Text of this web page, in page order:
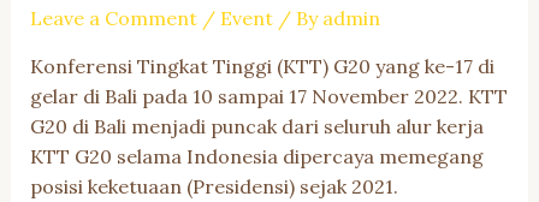
Leave a Comment / Event/ By admin
Konferensi Tingkat Tinggi (KTT) G20 yang ke-17 di
gelar di Bali pada 10 sampai 17 November 2022. KTT
G20 di Bali menjadi puncak dari seluruh alur kerja
KTT G20 selama Indonesia dipercaya memegang
posisi keketuaan (Presidensi) sejak 2021.